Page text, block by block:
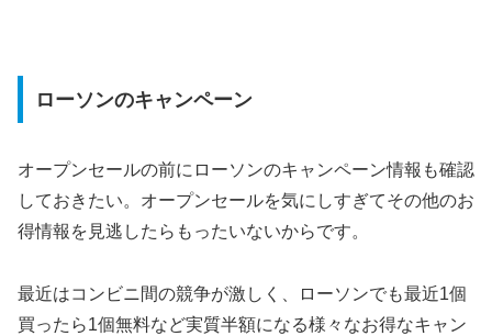
ローソンのキャンペーン
オープンセールの前にローソンのキャンペーン情報も確認
しておきたい。オープンセールを気にしすぎてその他のお
得情報を見逃したらもったいないからです。
最近はコンビニ間の競争が激しく、ローソンでも最近1個
買ったら1個無料など実質半額になる様々なお得なキャン